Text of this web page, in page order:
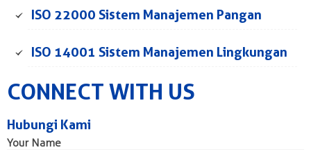
ISO 22000 Sistem Manajemen Pangan
ISO 14001 Sistem Manajemen Lingkungan
CONNECT WITH US
Hubungi Kami
Your Name